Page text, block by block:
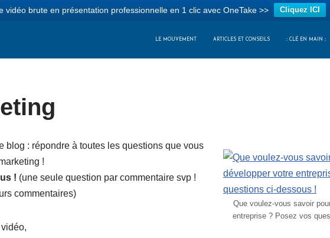
vidéo brute en présentation professionnelle en 1 clic avec OneTake >> Cliquez ICI
LE MOUVEMENT ARTICLES ET CONSEILS :: CLÉ EN MAIN ::
Que voulez-vous savoir
entreprise ? Posez vos
blog : répondre à toutes les questions que vous
!
! (une seule question par commentaire svp !
commentaires)